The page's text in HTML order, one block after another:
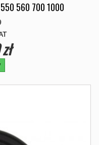
550 560 700 1000